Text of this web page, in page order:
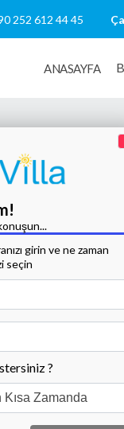
252 612 44 45
ANASAYFA
girin ve ne zaman
seçin
?